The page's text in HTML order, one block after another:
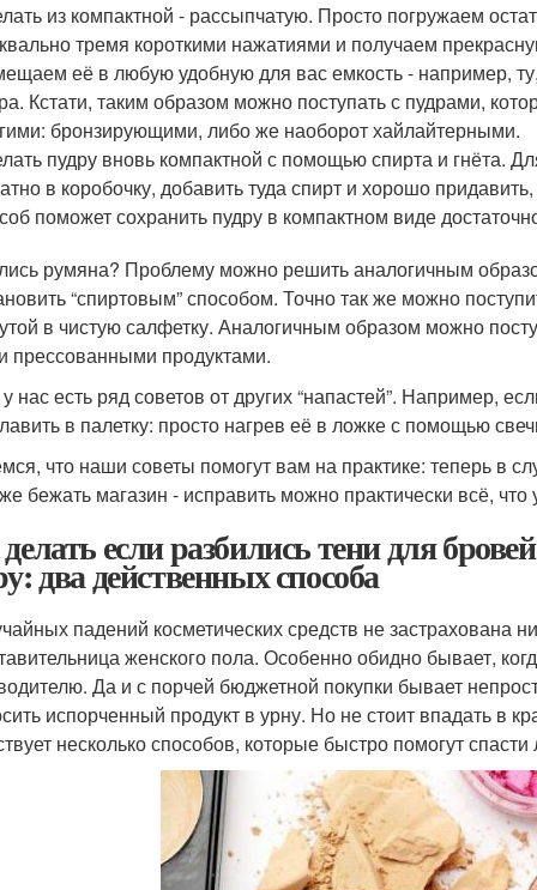
из компактной - рассыпчатую. Просто погружаем
тремя короткими нажатиями и получаем
её в любую удобную для вас емкость - например,
Кстати, таким образом можно поступать с пудрами,
бронзирующими, либо же наоборот хайлайтерными.
пудру вновь компактной с помощью спирта и гнёта.
в коробочку, добавить туда спирт и хорошо
поможет сохранить пудру в компактном виде
румяна? Проблему можно решить аналогичным
“спиртовым” способом. Точно так же можно
в чистую салфетку. Аналогичным образом можно
прессованными продуктами.
нас есть ряд советов от других “напастей”. Например,
в палетку: просто нагрев её в ложке с помощью
что наши советы помогут вам на практике: теперь в
бежать магазин - исправить можно практически всё, что
если разбились тени для
два действенных способа
падений косметических средств не застрахована
женского пола. Особенно обидно бывает,
Да и с порчей бюджетной покупки бывает
испорченный продукт в урну. Но не стоит впадать в
несколько способов, которые быстро помогут